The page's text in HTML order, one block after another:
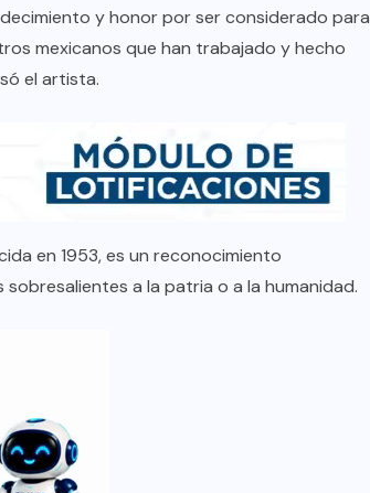
y honor por ser considerado para
mexicanos que han trabajado y hecho
el artista.
en 1953, es un reconocimiento
a la patria o a la humanidad.